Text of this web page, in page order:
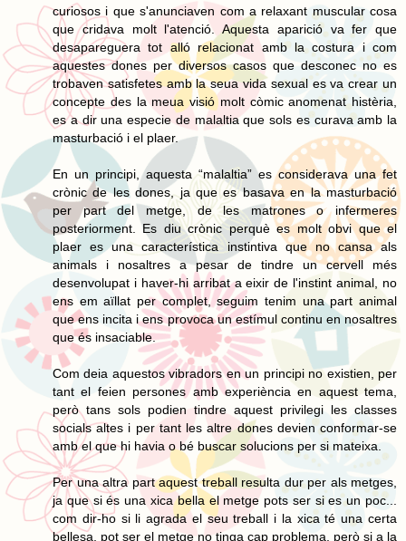
curiosos i que s'anunciaven com a relaxant muscular cosa
que cridava molt l'atenció. Aquesta aparició va fer que
desapareguera tot alló relacionat amb la costura i com
aquestes dones per diversos casos que desconec no es
trobaven satisfetes amb la seua vida sexual es va crear un
concepte des la meua visió molt còmic anomenat histèria,
es a dir una especie de malaltia que sols es curava amb la
masturbació i el plaer.
En un principi, aquesta “malaltia” es considerava una fet
crònic de les dones, ja que es basava en la masturbació
per part del metge, de les matrones o infermeres
posteriorment. Es diu crònic perquè es molt obvi que el
plaer es una característica instintiva que no cansa als
animals i nosaltres a pesar de tindre un cervell més
desenvolupat i haver-hi arribat a eixir de l'instint animal, no
ens em aïllat per complet, seguim tenim una part animal
que ens incita i ens provoca un estímul continu en nosaltres
que és insaciable.
Com deia aquestos vibradors en un principi no existien, per
tant el feien persones amb experiència en aquest tema,
però tans sols podien tindre aquest privilegi les classes
socials altes i per tant les altre dones devien conformar-se
amb el que hi havia o bé buscar solucions per si mateixa.
Per una altra part aquest treball resulta dur per als metges,
ja que si és una xica bella el metge pots ser si es un poc...
com dir-ho si li agrada el seu treball i la xica té una certa
bellesa, pot ser el metge no tinga cap problema, però si a la